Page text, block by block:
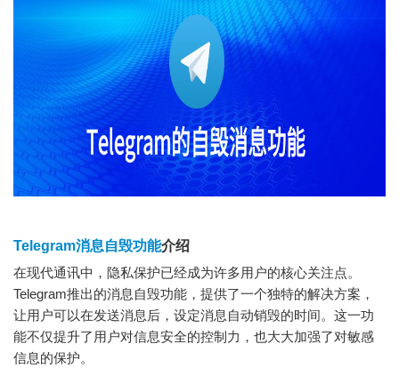
Telegram消息自毁功能介绍
在现代通讯中，隐私保护已经成为许多用户的核心关注点。
Telegram推出的消息自毁功能，提供了一个独特的解决方案，
让用户可以在发送消息后，设定消息自动销毁的时间。这一功
能不仅提升了用户对信息安全的控制力，也大大加强了对敏感
信息的保护。